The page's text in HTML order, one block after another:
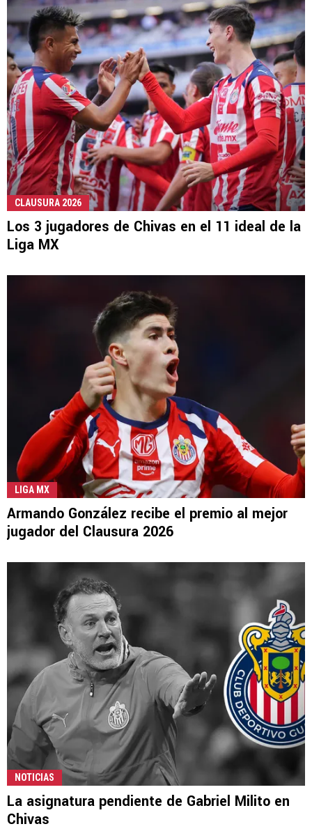
CLAUSURA 2026
Los 3 jugadores de Chivas en el 11 ideal de la
Liga MX
LIGA MX
Armando González recibe el premio al mejor
jugador del Clausura 2026
NOTICIAS
La asignatura pendiente de Gabriel Milito en
Chivas